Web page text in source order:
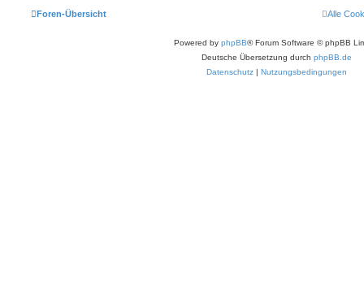
Foren-Übersicht Alle
Powered by phpBB® Forum Software © phpBB
Deutsche Übersetzung durch phpBB.de
Datenschutz | Nutzungsbedingungen